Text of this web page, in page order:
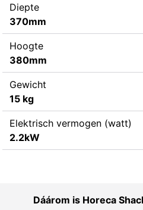
Diepte
370mm
Hoogte
380mm
Gewicht
15 kg
Elektrisch vermogen (watt)
2.2kW
Dáárom is Horeca